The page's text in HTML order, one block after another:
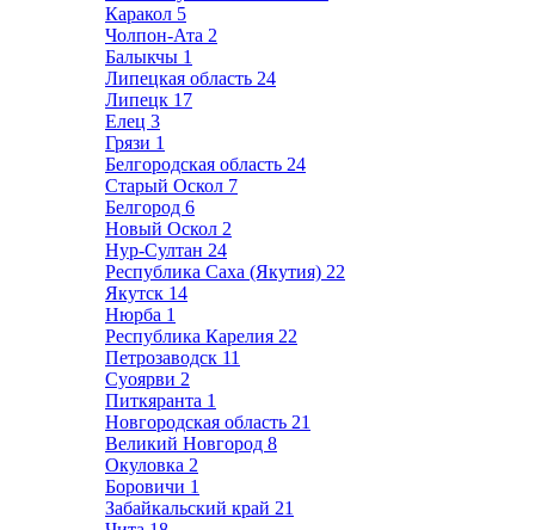
Каракол 5
Чолпон-Ата 2
Балыкчы 1
Липецкая область 24
Липецк 17
Елец 3
Грязи 1
Белгородская область 24
Старый Оскол 7
Белгород 6
Новый Оскол 2
Нур-Султан 24
Республика Саха (Якутия) 22
Якутск 14
Нюрба 1
Республика Карелия 22
Петрозаводск 11
Суоярви 2
Питкяранта 1
Новгородская область 21
Великий Новгород 8
Окуловка 2
Боровичи 1
Забайкальский край 21